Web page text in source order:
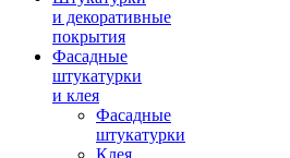
и декоративные
покрытия
Фасадные
штукатурки
и клея
Фасадные
штукатурки
Клея